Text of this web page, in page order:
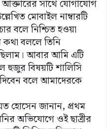
আক্তারের সাথে যোগাযোগ
মোবাইল নাম্বারটি
বলে নিশ্চিত হওয়া
কথা বললে তিনি
আবার আমি এটি
হুজুর বিষয়টি শালিসি
দিবেন বলে আমাদেরকে
হোসেন জানান, প্রথম
অভিযোগে ওই ছাত্রীর